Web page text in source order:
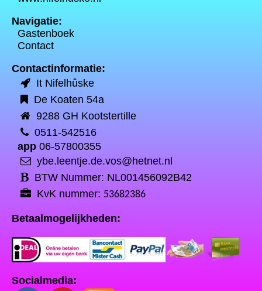
Navigatie:
Gastenboek
Contact
Contactinformatie:
It Nifelhûske
De Koaten 54a
9288 GH Kootstertille
0511-542516
app 06-57800355
ybe.leentje.de.vos@hetnet.nl
BTW Nummer: NL001456092B42
KvK nummer: 53682386
Betaalmogelijkheden:
Socialmedia: